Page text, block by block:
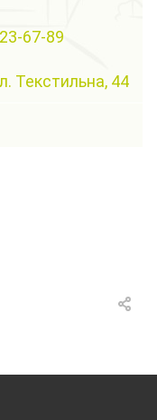
67-89
Текстильна, 44